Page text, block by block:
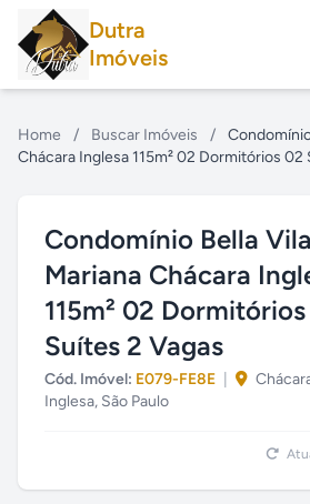
Dutra
Imóveis
Home / Buscar Imóveis /
Chácara Inglesa 115m² 02 Dormitórios 02
Condomínio Bella Vila
Mariana Chácara
115m² 02
Suítes 2 Vagas
Cód. Imóvel: E079-FE8E
Inglesa, São Paulo